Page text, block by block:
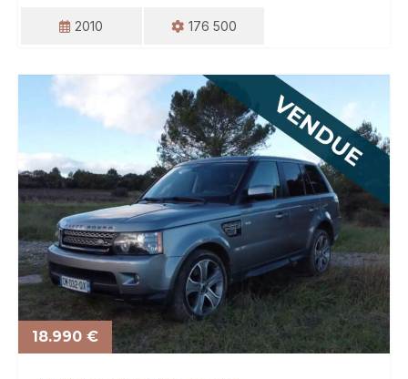
2010 176 500
18.990 €